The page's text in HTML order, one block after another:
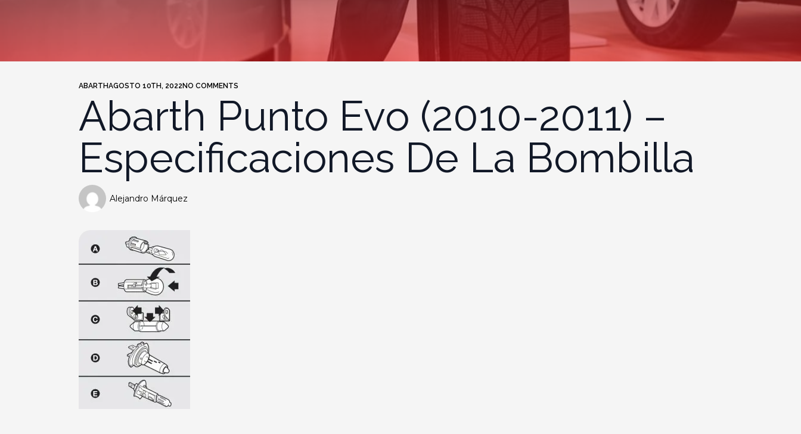
ABARTHAGOSTO 10TH, 2022 NO COMMENTS
Abarth Punto Evo (2010-2011) –
Especificaciones De La Bombilla
Alejandro Márquez